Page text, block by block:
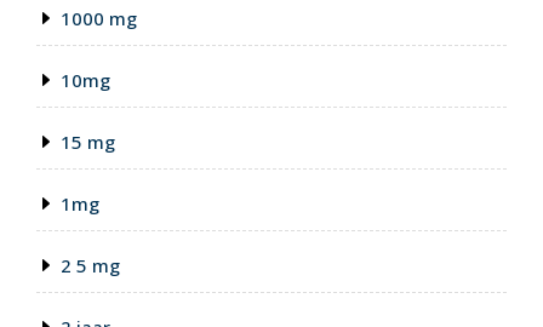
1000 mg
10mg
15 mg
1mg
2 5 mg